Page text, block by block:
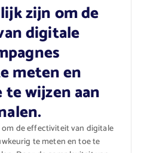
zijn om de
digitale
meten en
wijzen aan
de effectiviteit van digitale
te meten en toe te